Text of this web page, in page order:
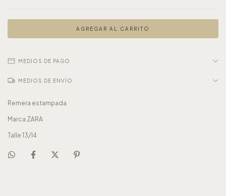
MEDIOS DE PAGO
MEDIOS DE ENVÍO
Remera estampada
Marca ZARA
Talle 13/14